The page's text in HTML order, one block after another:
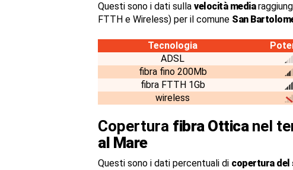
Questi sono i dati sulla velocità media
FTTH e Wireless) per il comune San
Tecnologia
ADSL
fibra fino 200Mb
fibra FTTH 1Gb
wireless
Copertura fibra Otticanel
al Mare
Questi sono i dati percentuali di copertura del